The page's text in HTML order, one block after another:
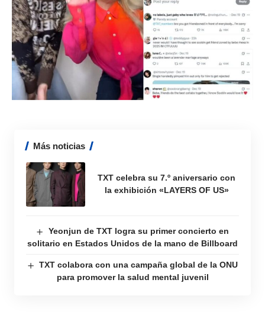
Más noticias
TXT celebra su 7.º aniversario con
la exhibición «LAYERS OF US»
Yeonjun de TXT logra su primer concierto en
solitario en Estados Unidos de la mano de Billboard
TXT colabora con una campaña global de la ONU
para promover la salud mental juvenil